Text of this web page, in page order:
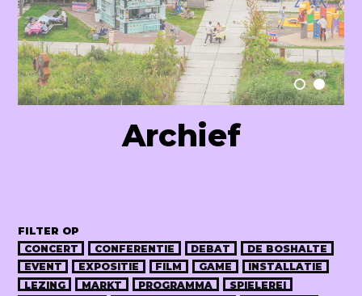
Raum Lab
Archief
FILTER OP
CONCERT
CONFERENTIE DEBAT
DE BOSHALTE
EVENT
EXPOSITIE FILM GAME
INSTALLATIE
LEZING
MARKT PROGRAMMA
SPIELEREI